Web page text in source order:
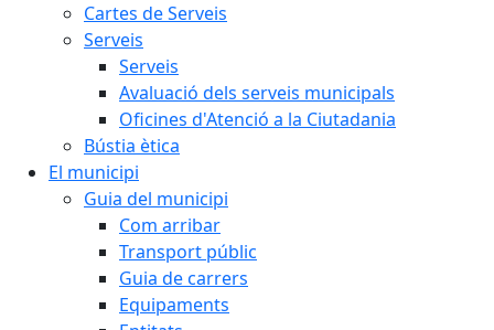
Cartes de Serveis
Serveis
Serveis
Avaluació dels serveis municipals
Oficines d'Atenció a la Ciutadania
Bústia ètica
El municipi
Guia del municipi
Com arribar
Transport públic
Guia de carrers
Equipaments